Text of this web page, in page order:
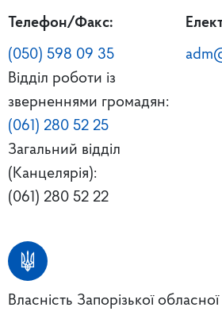
Телефон/Факс:
(050) 598 09 35
Відділ роботи із
зверненнями громадян:
(061) 280 52 25
Загальний відділ
(Канцелярія):
(061) 280 52 22
Власність Запорізької